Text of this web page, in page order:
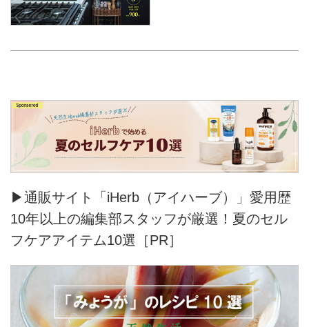
▶通販サイト「iHerb（アイハーブ）」愛用歴
10年以上の編集部スタッフが厳選！夏のセル
フケアアイテム10選［PR］